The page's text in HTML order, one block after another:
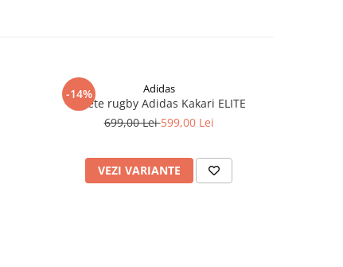
-14% Adidas
Ghete rugby Adidas Kakari ELITE
699,00 Lei599,00 Lei
VEZI VARIANTE